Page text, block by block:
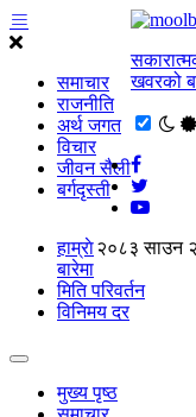
समाचार
राजनीति
अर्थ जगत
विचार
जीवन सैली
बर्गदृस्ती
खवरको
२०८३ साउन
हाम्राे
बारेमा
मिति परिवर्तन
विनिमय दर
मुख्य पृष्ठ